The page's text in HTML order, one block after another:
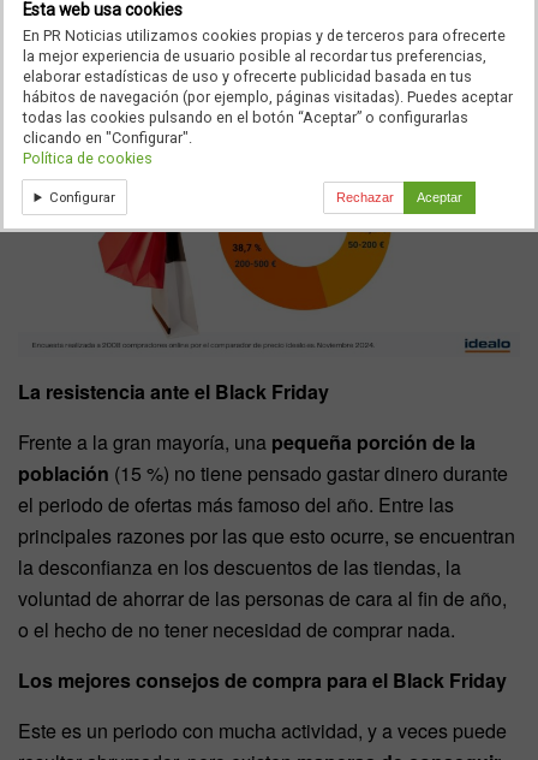
personas encuestadas
en establecimientos físicos.
La resistencia ante el Black Friday
Frente a la gran mayoría, una pequeña porción de la
población (15 %) no tiene pensado gastar dinero durante
el periodo de ofertas más famoso del año. Entre las
principales razones por las que esto ocurre, se encuentran
la desconfianza en los descuentos de las tiendas, la
voluntad de ahorrar de las personas de cara al fin de año,
o el hecho de no tener necesidad de comprar nada.
Los mejores consejos de compra para el Black Friday
Este es un periodo con mucha actividad, y a veces puede
Esta web usa cookies
En PR Noticias utilizamos cookies propias y de terceros para ofrecerte
la mejor experiencia de usuario posible al recordar tus preferencias,
elaborar estadísticas de uso y ofrecerte publicidad basada en tus
hábitos de navegación (por ejemplo, páginas visitadas). Puedes aceptar
todas las cookies pulsando en el botón “Aceptar” o configurarlas
clicando en "Configurar".
Política de cookies
Configurar Rechazar Aceptar